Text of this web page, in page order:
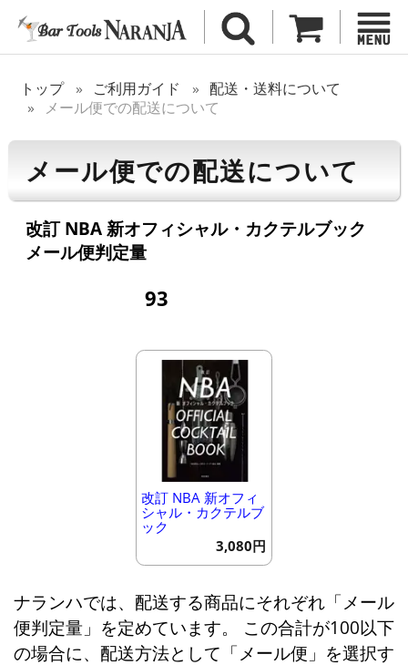
トップ ご利用ガイド
配送・送料について
メール便での配送について
メール便での配送について
改訂 NBA 新オフィシャル・カクテルブック
メール便判定量
93
改訂 NBA 新オフィ
シャル・カクテルブ
ック
3,080円
ナランハでは、配送する商品にそれぞれ「メール
便判定量」を定めています。 この合計が100以下
の場合に、配送方法として「メール便」を選択す